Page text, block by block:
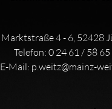
Marktstraße 4 - 6, 52428
Telefon: 0 24 61 / 58 65
E-Mail: p.weitz@mainz-